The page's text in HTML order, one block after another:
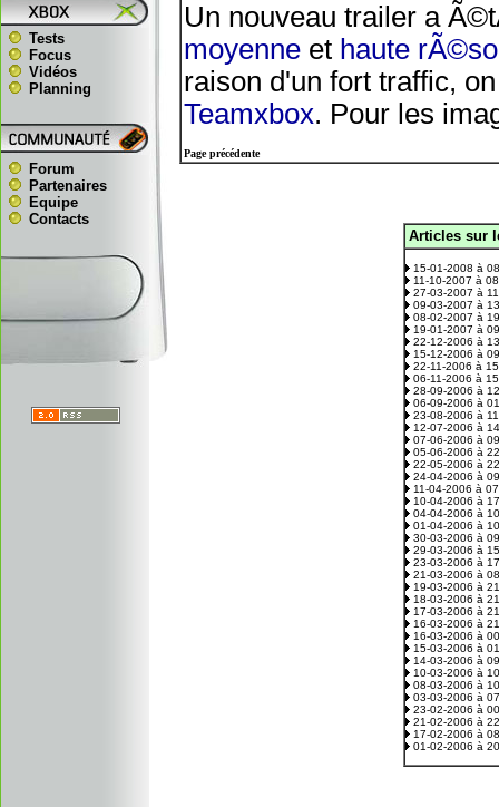
Tests
Focus
Vidéos
Planning
Forum
Partenaires
Equipe
Contacts
Un nouveau trailer a
moyenneet haute
raison d'un fort traffic,
Teamxbox. Pour les
Page précédente
Articles sur
15-01-2008 à
11-10-2007 à
27-03-2007 à
09-03-2007 à
08-02-2007 à
19-01-2007 à
22-12-2006 à
15-12-2006 à
22-11-2006 à
06-11-2006 à
28-09-2006 à
06-09-2006 à
23-08-2006 à
12-07-2006 à
07-06-2006 à
05-06-2006 à
22-05-2006 à
24-04-2006 à
11-04-2006 à
10-04-2006 à
04-04-2006 à
01-04-2006 à
30-03-2006 à
29-03-2006 à
23-03-2006 à
21-03-2006 à
19-03-2006 à
18-03-2006 à
17-03-2006 à
16-03-2006 à
16-03-2006 à
15-03-2006 à
14-03-2006 à
10-03-2006 à
08-03-2006 à
03-03-2006 à
23-02-2006 à
21-02-2006 à
17-02-2006 à
01-02-2006 à